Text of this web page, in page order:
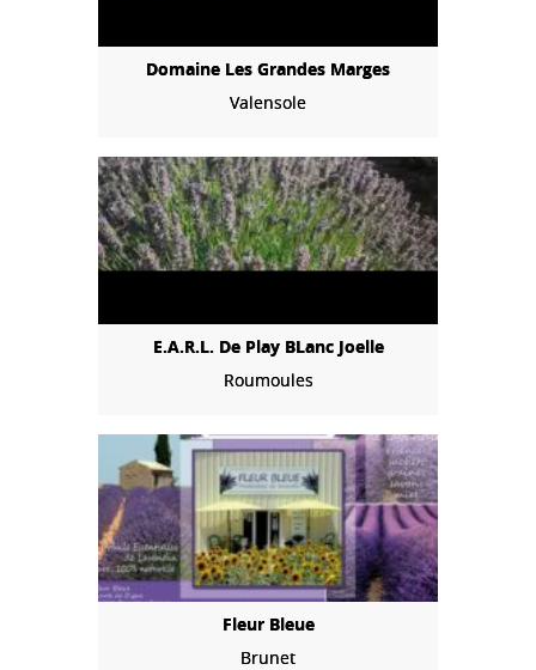
Domaine Les Grandes Marges
Valensole
E.A.R.L. De Play BLanc Joelle
Roumoules
Fleur Bleue
Brunet